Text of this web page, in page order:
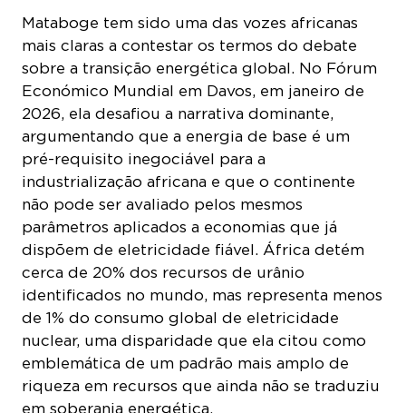
sobre a transição energética global. No Fórum
Económico Mundial em Davos, em janeiro de
2026, ela desafiou a narrativa dominante,
argumentando que a energia de base é um
pré-requisito inegociável para a
industrialização africana e que o continente
não pode ser avaliado pelos mesmos
parâmetros aplicados a economias que já
dispõem de eletricidade fiável. África detém
cerca de 20% dos recursos de urânio
identificados no mundo, mas representa menos
de 1% do consumo global de eletricidade
nuclear, uma disparidade que ela citou como
emblemática de um padrão mais amplo de
riqueza em recursos que ainda não se traduziu
em soberania energética.
Num discurso proferido na Cidade do Cabo